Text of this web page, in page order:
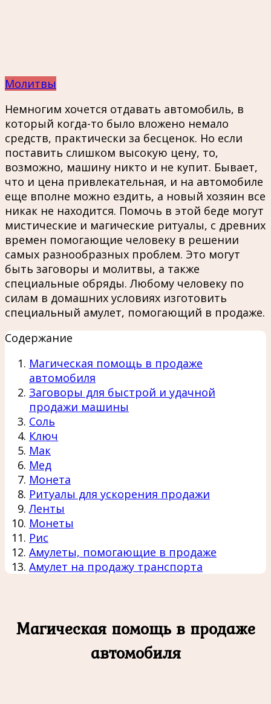
Молитвы
Немногим хочется отдавать автомобиль, в
который когда-то было вложено немало
средств, практически за бесценок. Но если
поставить слишком высокую цену, то,
возможно, машину никто и не купит. Бывает,
что и цена привлекательная, и на автомобиле
еще вполне можно ездить, а новый хозяин все
никак не находится. Помочь в этой беде могут
мистические и магические ритуалы, с древних
времен помогающие человеку в решении
самых разнообразных проблем. Это могут
быть заговоры и молитвы, а также
специальные обряды. Любому человеку по
силам в домашних условиях изготовить
специальный амулет, помогающий в продаже.
Содержание
Магическая помощь в продаже
автомобиля
Заговоры для быстрой и удачной
продажи машины
Соль
Ключ
Мак
Мед
Монета
Ритуалы для ускорения продажи
Ленты
Монеты
Рис
Амулеты, помогающие в продаже
Амулет на продажу транспорта
Магическая помощь в продаже
автомобиля